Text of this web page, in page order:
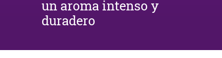
un aroma intenso y
duradero